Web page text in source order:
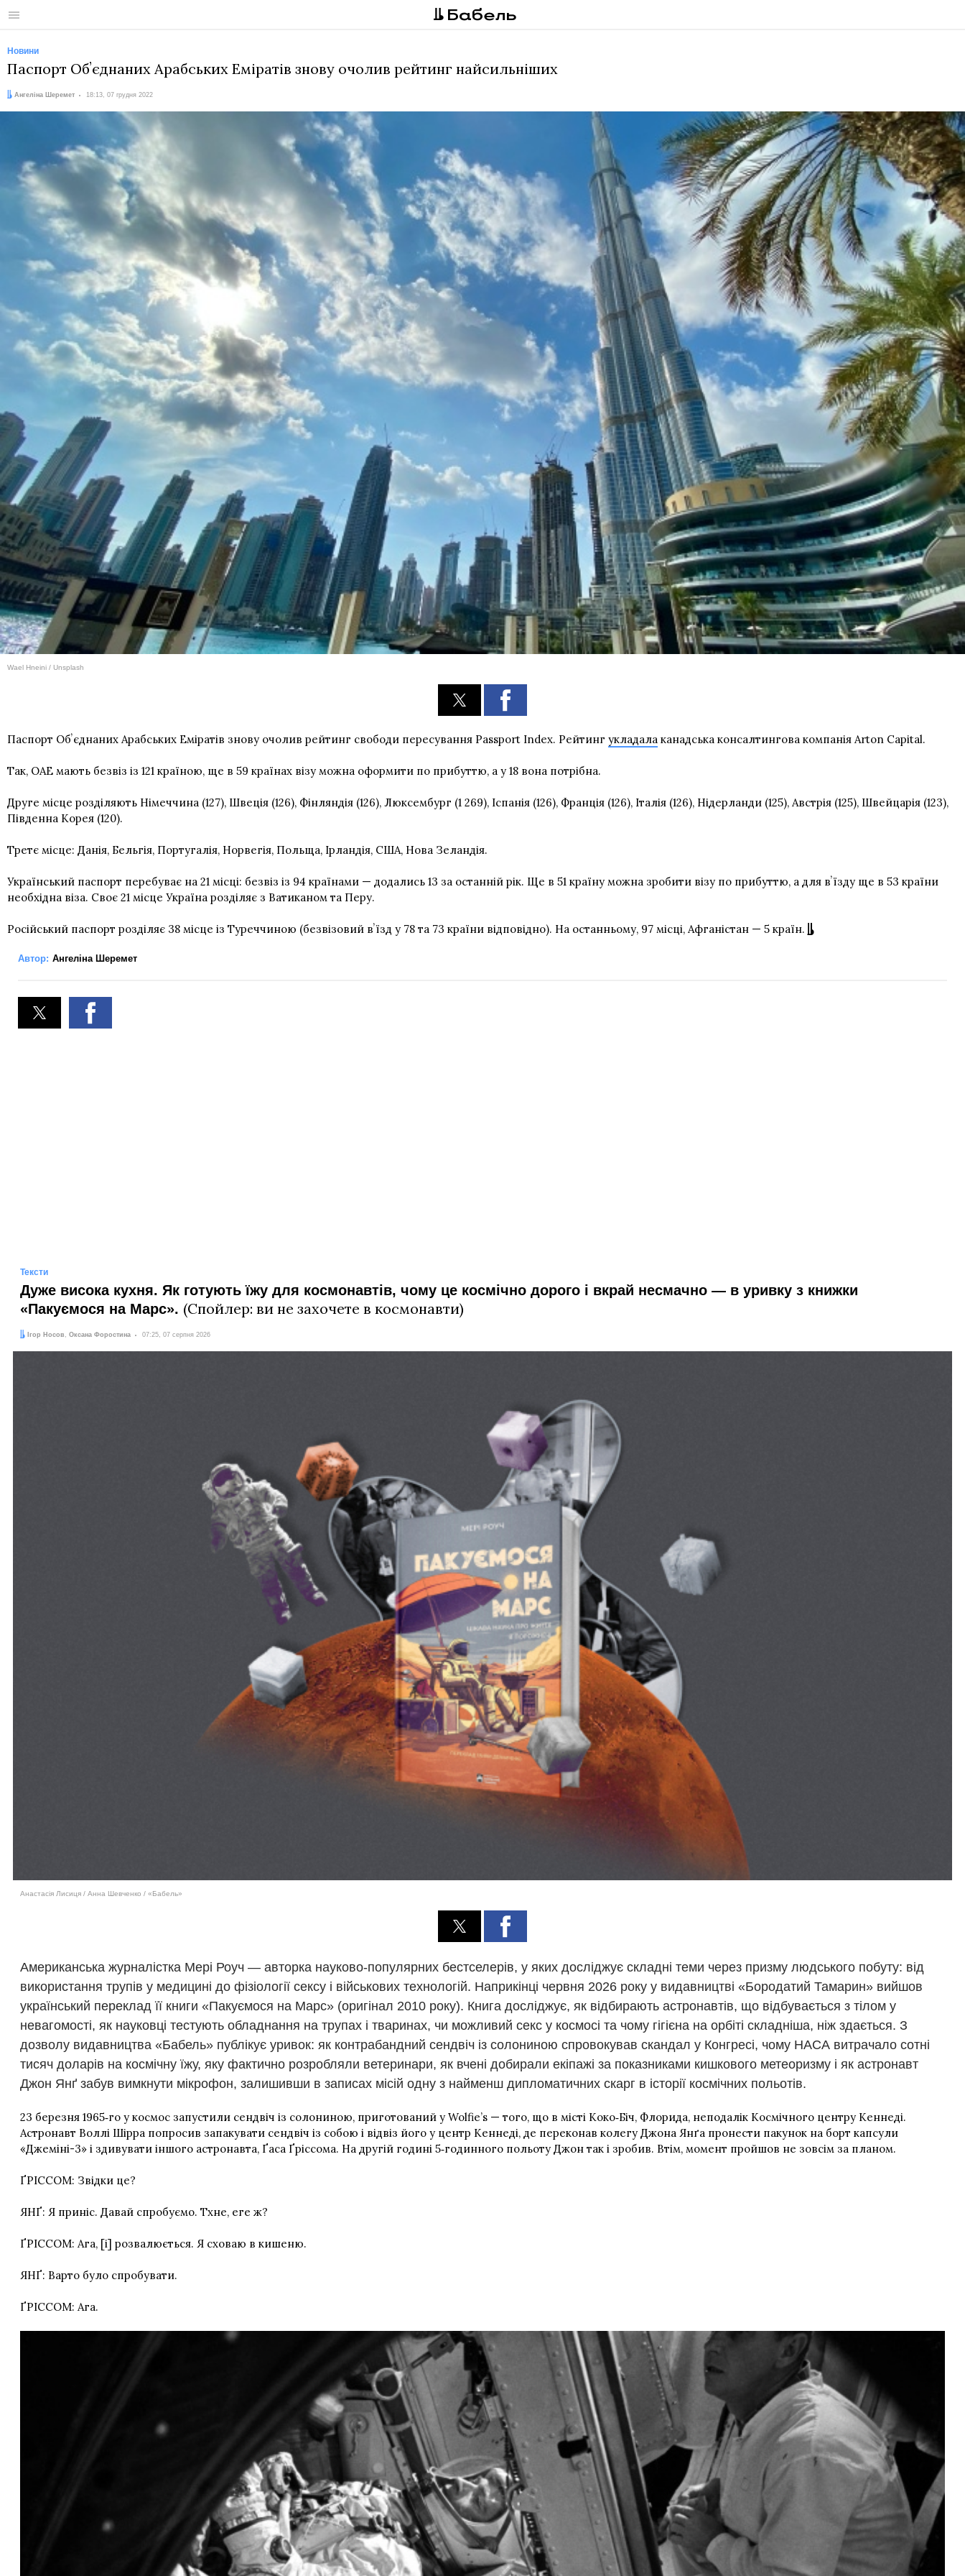
Меню
Новини
Паспорт Обʼєднаних Арабських Еміратів знову очолив рейтинг найсильніших
Автор:
Ангеліна Шеремет
Дата: 18:13, 07 грудня 2022
Wael Hneini / Unsplash
Паспорт Обʼєднаних Арабських Еміратів знову очолив рейтинг свободи пересування Passport Index. Рейтинг укладала канадська консалтингова компанія Arton Capital.
Так, ОАЕ мають безвіз із 121 країною, ще в 59 країнах візу можна оформити по прибуттю, а у 18 вона потрібна.
Друге місце розділяють Німеччина (127), Швеція (126), Фінляндія (126), Люксембург (1 269), Іспанія (126), Франція (126), Італія (126), Нідерланди (125), Австрія (125), Швейцарія (123),
Південна Корея (120).
Третє місце: Данія, Бельгія, Португалія, Норвегія, Польща, Ірландія, США, Нова Зеландія.
Український паспорт перебуває на 21 місці: безвіз із 94 країнами — додались 13 за останній рік. Ще в 51 країну можна зробити візу по прибуттю, а для вʼїзду ще в 53 країни
необхідна віза. Своє 21 місце Україна розділяє з Ватиканом та Перу.
Російський паспорт розділяє 38 місце із Туреччиною (безвізовий вʼїзд у 78 та 73 країни відповідно). На останньому, 97 місці, Афганістан — 5 країн.
Автор: Ангеліна Шеремет